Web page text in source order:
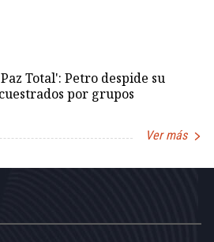
Total': Petro despide su
por grupos
Ver más